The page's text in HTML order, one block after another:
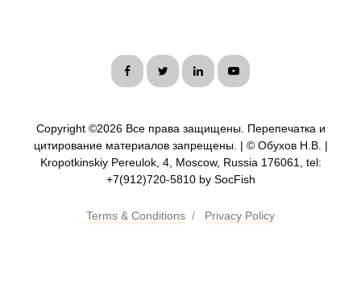
Copyright ©2026 Все права защищены. Перепечатка и
цитирование материалов запрещены. | © Обухов Н.В. |
Kropotkinskiy Pereulok, 4, Moscow, Russia 176061, tel:
+7(912)720-5810 by SocFish
Terms & Conditions / Privacy Policy